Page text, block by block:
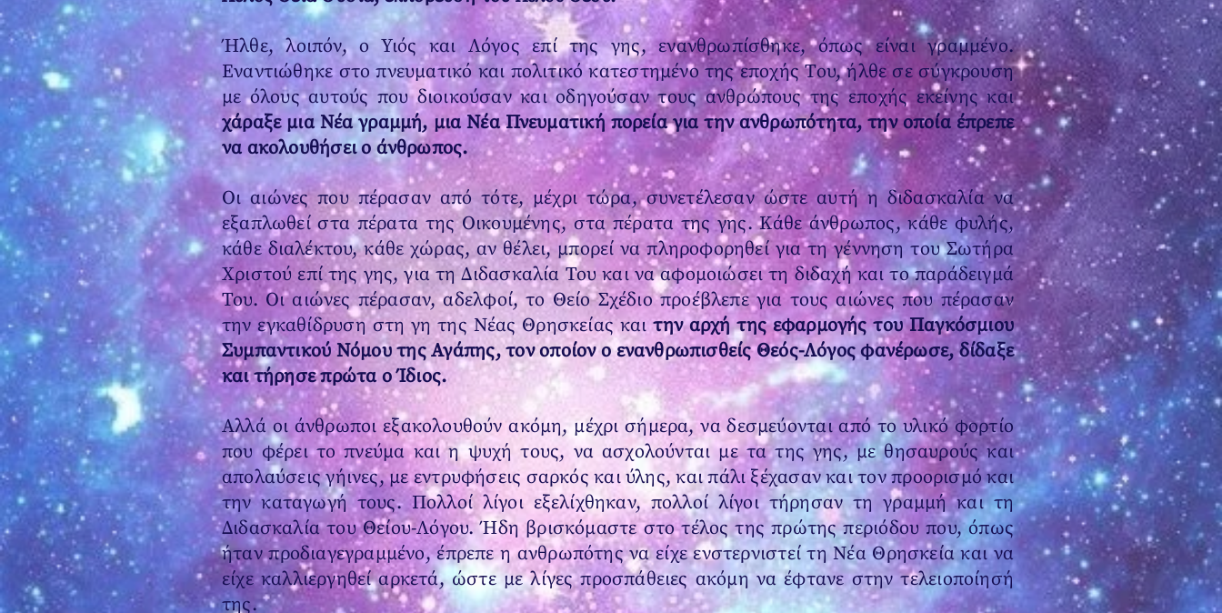
Ήλθε, λοιπόν, ο Υιός και Λόγος επί της γης, ενανθρωπίσθηκε, όπως είναι γραμμένο.
Εναντιώθηκε στο πνευματικό και πολιτικό κατεστημένο της εποχής Του, ήλθε σε σύγκρουση
με όλους αυτούς που διοικούσαν και οδηγούσαν τους ανθρώπους της εποχής εκείνης και
χάραξε μια Νέα γραμμή, μια Νέα Πνευματική πορεία για την ανθρωπότητα, την οποία έπρεπε
να ακολουθήσει ο άνθρωπος.
Οι αιώνες που πέρασαν από τότε, μέχρι τώρα, συνετέλεσαν ώστε αυτή η διδασκαλία να
εξαπλωθεί στα πέρατα της Οικουμένης, στα πέρατα της γης. Κάθε άνθρωπος, κάθε φυλής,
κάθε διαλέκτου, κάθε χώρας, αν θέλει, μπορεί να πληροφορηθεί για τη γέννηση του Σωτήρα
Χριστού επί της γης, για τη Διδασκαλία Του και να αφομοιώσει τη διδαχή και το παράδειγμά
Του. Οι αιώνες πέρασαν, αδελφοί, το Θείο Σχέδιο προέβλεπε για τους αιώνες που πέρασαν
την εγκαθίδρυση στη γη της Νέας Θρησκείας καιτην αρχή της εφαρμογής του Παγκόσμιου
Συμπαντικού Νόμου της Αγάπης, τον οποίον ο ενανθρωπισθείς Θεός-Λόγος φανέρωσε, δίδαξε
και τήρησε πρώτα ο Ίδιος.
Αλλά οι άνθρωποι εξακολουθούν ακόμη, μέχρι σήμερα, να δεσμεύονται από το υλικό φορτίο
που φέρει το πνεύμα και η ψυχή τους, να ασχολούνται με τα της γης, με θησαυρούς και
απολαύσεις γήινες, με εντρυφήσεις σαρκός και ύλης, και πάλι ξέχασαν και τον προορισμό και
την καταγωγή τους. Πολλοί λίγοι εξελίχθηκαν, πολλοί λίγοι τήρησαν τη γραμμή και τη
Διδασκαλία του Θείου-Λόγου. Ήδη βρισκόμαστε στο τέλος της πρώτης περιόδου που, όπως
ήταν προδιαγεγραμμένο, έπρεπε η ανθρωπότης να είχε ενστερνιστεί τη Νέα Θρησκεία και να
είχε καλλιεργηθεί αρκετά, ώστε με λίγες προσπάθειες ακόμη να έφτανε στην τελειοποίησή
της.